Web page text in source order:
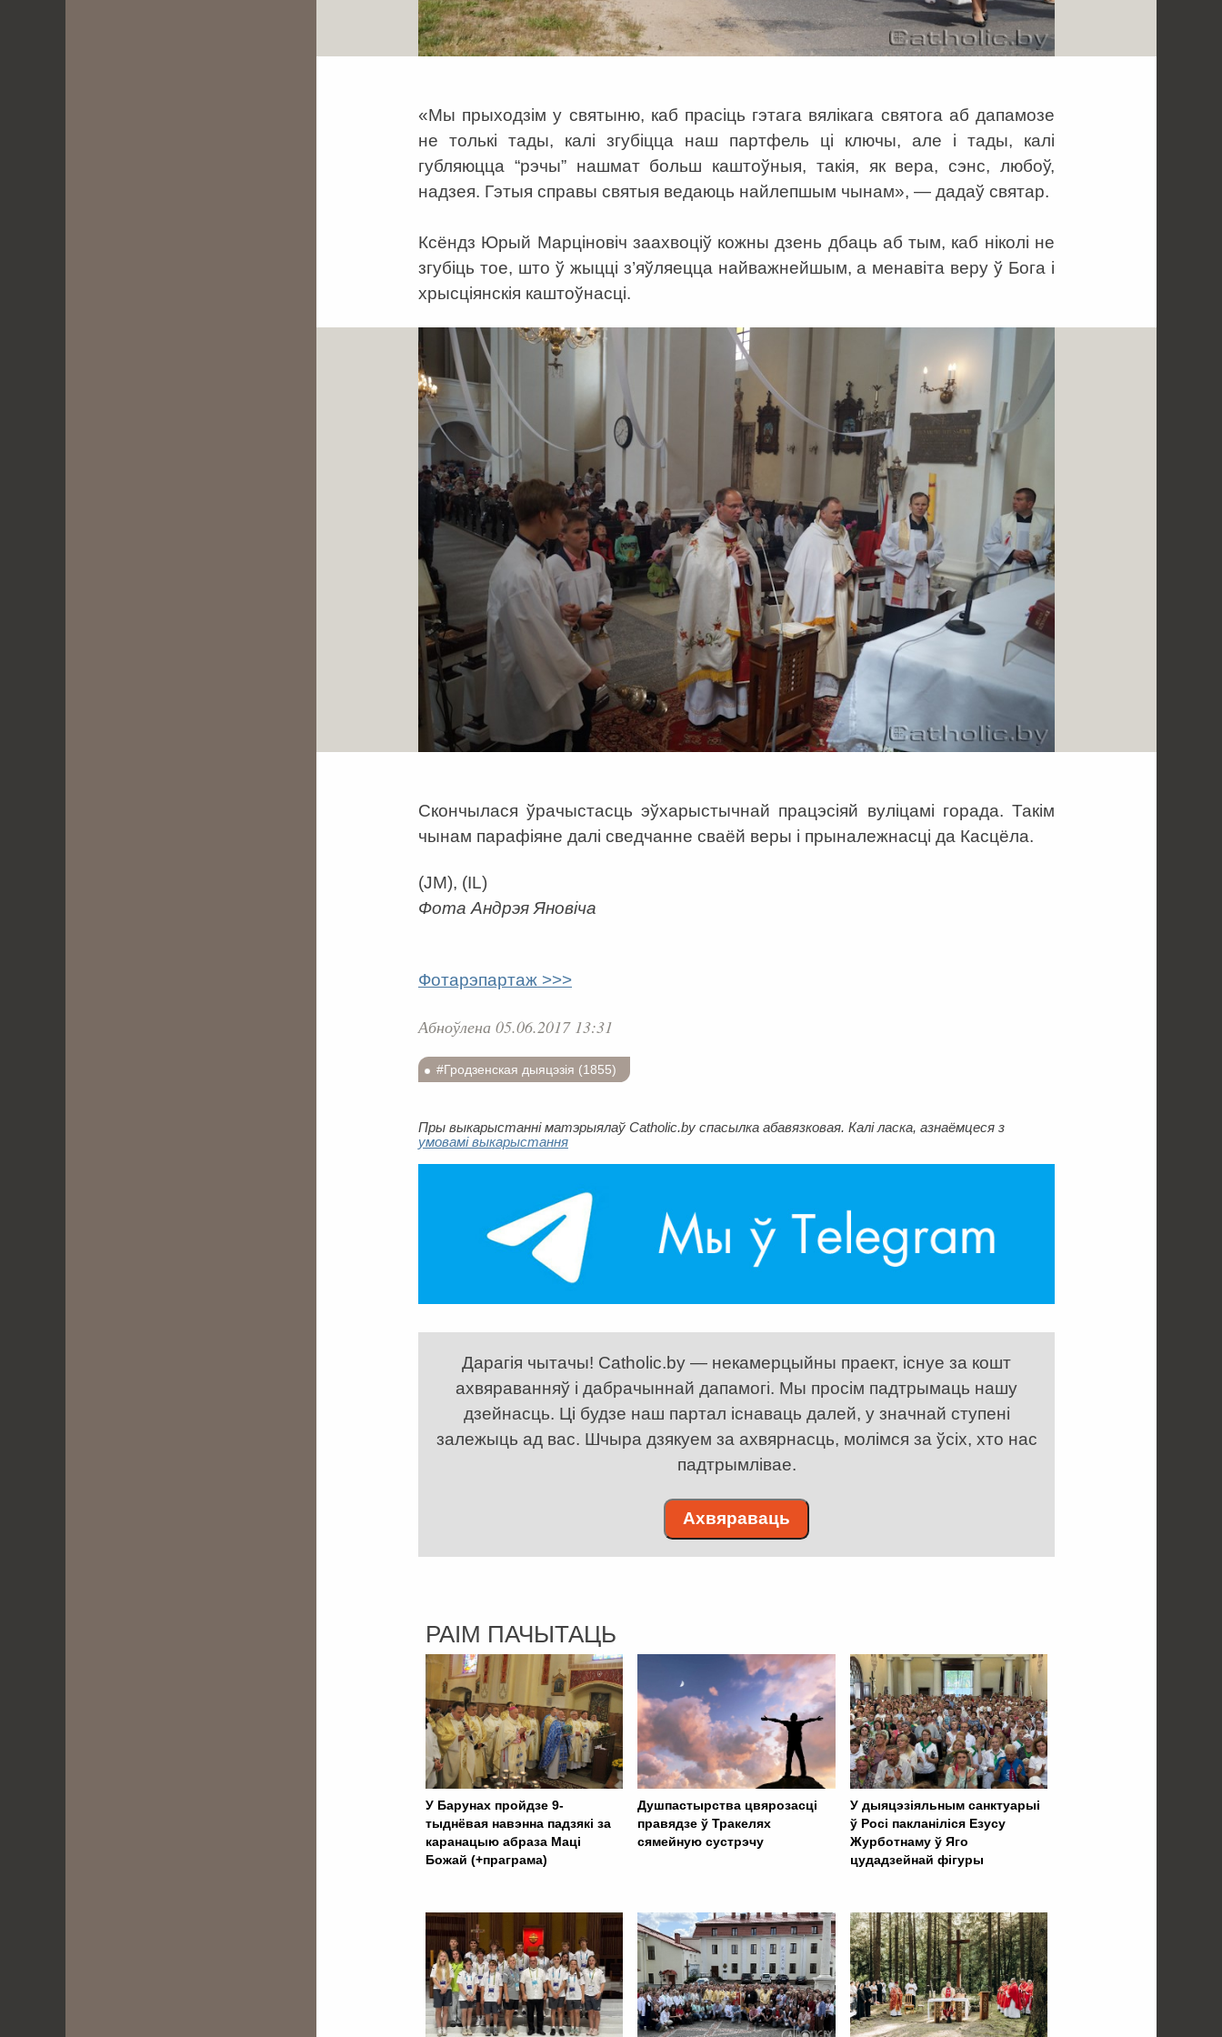
«Мы прыходзім у святыню, каб прасіць гэтага вялікага святога аб дапамозе
не толькі тады, калі згубіцца наш партфель ці ключы, але і тады, калі
губляюцца “рэчы” нашмат больш каштоўныя, такія, як вера, сэнс, любоў,
надзея. Гэтыя справы святыя ведаюць найлепшым чынам», — дадаў святар.
Ксёндз Юрый Марціновіч заахвоціў кожны дзень дбаць аб тым, каб ніколі не
згубіць тое, што ў жыцці з’яўляецца найважнейшым, а менавіта веру ў Бога і
хрысціянскія каштоўнасці.
Скончылася ўрачыстасць эўхарыстычнай працэсіяй вуліцамі горада. Такім
чынам парафіяне далі сведчанне сваёй веры і прыналежнасці да Касцёла.
(JM), (IL)
Фота Андрэя Яновіча
Фотарэпартаж >>>
Абноўлена 05.06.2017 13:31
#Гродзенская дыяцэзія (1855)
Пры выкарыстанні матэрыялаў Catholic.by спасылка абавязковая. Калі ласка, азнаёмцеся з
умовамі выкарыстання
Дарагія чытачы! Catholic.by — некамерцыйны праект, існуе за кошт
ахвяраванняў і дабрачыннай дапамогі. Мы просім падтрымаць нашу
дзейнасць. Ці будзе наш партал існаваць далей, у значнай ступені
залежыць ад вас. Шчыра дзякуем за ахвярнасць, молімся за ўсіх, хто нас
падтрымлівае.
Ахвяраваць
РАІМ ПАЧЫТАЦЬ
У Барунах пройдзе 9-
тыднёвая навэнна падзякі за
каранацыю абраза Маці
Божай (+праграма)
Душпастырства цвярозасці
правядзе ў Тракелях
сямейную сустрэчу
У дыяцэзіяльным санктуарыі
ў Росі пакланіліся Езусу
Журботнаму ў Яго
цудадзейнай фігуры